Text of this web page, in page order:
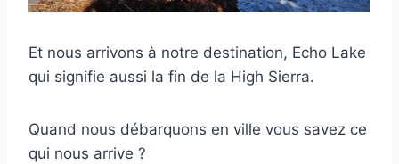
Et nous arrivons à notre destination, Echo Lake
qui signifie aussi la fin de la High Sierra.
Quand nous débarquons en ville vous savez ce
qui nous arrive ?